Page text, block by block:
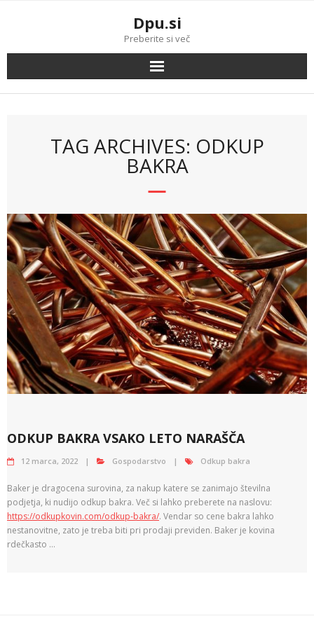
Dpu.si
Preberite si več
TAG ARCHIVES: ODKUP
BAKRA
ODKUP BAKRA VSAKO LETO NARAŠČA
12 marca, 2022 Gospodarstvo Odkup bakra
Baker je dragocena surovina, za nakup katere se zanimajo številna
podjetja, ki nudijo odkup bakra. Več si lahko preberete na naslovu:
https://odkupkovin.com/odkup-bakra/. Vendar so cene bakra lahko
nestanovitne, zato je treba biti pri prodaji previden. Baker je kovina
rdečkasto …